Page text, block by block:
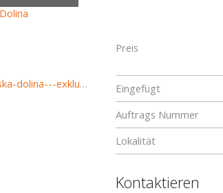
https://www.haloreality.sk/demanovska-dolina/predaj-trojizbovy-byt-demanovska-dolina---exkluzivne-halo-reality/71724
Preis
Eingefügt
Auftrags Nummer
Lokalität
Kontaktieren